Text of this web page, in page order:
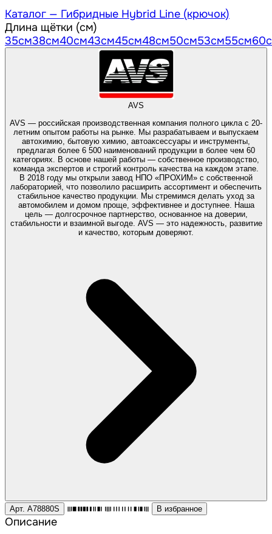
Каталог — Гибридные Hybrid Line (крючок)
Длина щётки (см)
35см38см40см43см45см48см50см53см55см60
AVS
AVS — российская производственная компания полного цикла с 20-
летним опытом работы на рынке. Мы разрабатываем и выпускаем
автохимию, бытовую химию, автоаксессуары и инструменты,
предлагая более 6 500 наименований продукции в более чем 60
категориях. В основе нашей работы — собственное производство,
команда экспертов и строгий контроль качества на каждом этапе.
В 2018 году мы открыли завод НПО «ПРОХИМ» с собственной
лабораторией, что позволило расширить ассортимент и обеспечить
стабильное качество продукции. Мы стремимся делать уход за
автомобилем и домом проще, эффективнее и доступнее. Наша
цель — долгосрочное партнерство, основанное на доверии,
стабильности и взаимной выгоде. AVS — это надежность, развитие
и качество, которым доверяют.
Арт. A78880S В избранное
Описание